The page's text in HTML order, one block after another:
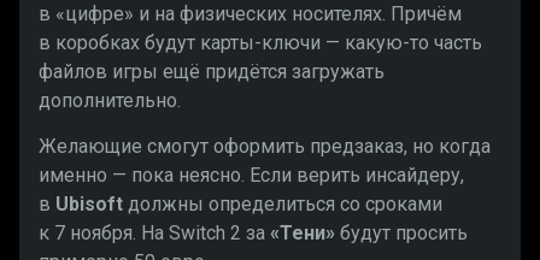
в «цифре» и на физических носителях. Причём
в коробках будут карты-ключи — какую-то часть
файлов игры ещё придётся загружать
дополнительно.
Желающие смогут оформить предзаказ, но когда
именно — пока неясно. Если верить инсайдеру,
в Ubisoft должны определиться со сроками
к 7 ноября. На Switch 2 за «Тени» будут просить